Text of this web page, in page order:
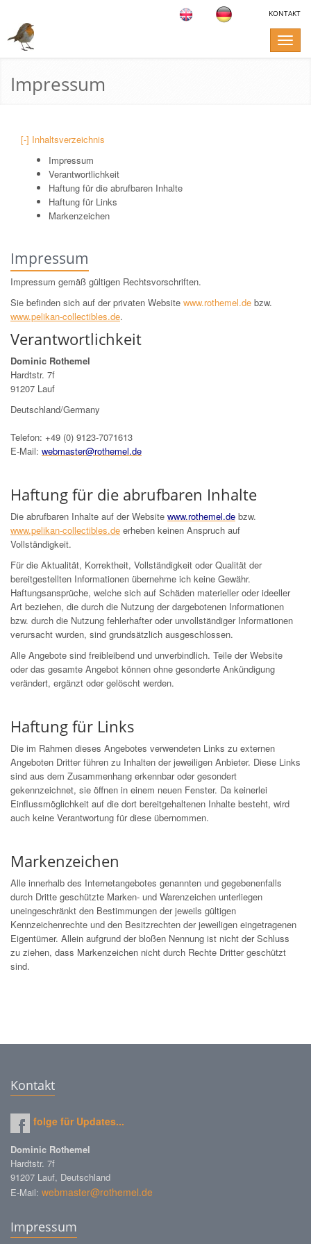
KONTAKT
Toggle
Impressum
[-] Inhaltsverzeichnis
Impressum
Verantwortlichkeit
Haftung für die abrufbaren Inhalte
Haftung für Links
Markenzeichen
Impressum
Impressum gemäß gültigen Rechtsvorschriften.
Sie befinden sich auf der privaten Website www.rothemel.de bzw.
www.pelikan-collectibles.de.
Verantwortlichkeit
Dominic Rothemel
Hardtstr. 7f
91207 Lauf
Deutschland/Germany
Telefon: +49 (0) 9123-7071613
E-Mail: webmaster@rothemel.de
Haftung für die abrufbaren Inhalte
Die abrufbaren Inhalte auf der Website www.rothemel.de bzw.
www.pelikan-collectibles.de erheben keinen Anspruch auf
Vollständigkeit.
Für die Aktualität, Korrektheit, Vollständigkeit oder Qualität der
bereitgestellten Informationen übernehme ich keine Gewähr.
Haftungsansprüche, welche sich auf Schäden materieller oder ideeller
Art beziehen, die durch die Nutzung der dargebotenen Informationen
bzw. durch die Nutzung fehlerhafter oder unvollständiger Informationen
verursacht wurden, sind grundsätzlich ausgeschlossen.
Alle Angebote sind freibleibend und unverbindlich. Teile der Website
oder das gesamte Angebot können ohne gesonderte Ankündigung
verändert, ergänzt oder gelöscht werden.
Haftung für Links
Die im Rahmen dieses Angebotes verwendeten Links zu externen
Angeboten Dritter führen zu Inhalten der jeweiligen Anbieter. Diese Links
sind aus dem Zusammenhang erkennbar oder gesondert
gekennzeichnet, sie öffnen in einem neuen Fenster. Da keinerlei
Einflussmöglichkeit auf die dort bereitgehaltenen Inhalte besteht, wird
auch keine Verantwortung für diese übernommen.
Markenzeichen
Alle innerhalb des Internetangebotes genannten und gegebenenfalls
durch Dritte geschützte Marken- und Warenzeichen unterliegen
uneingeschränkt den Bestimmungen der jeweils gültigen
Kennzeichenrechte und den Besitzrechten der jeweiligen eingetragenen
Eigentümer. Allein aufgrund der bloßen Nennung ist nicht der Schluss
zu ziehen, dass Markenzeichen nicht durch Rechte Dritter geschützt
sind.
Kontakt
folge für Updates...
Dominic Rothemel
Hardtstr. 7f
91207 Lauf, Deutschland
E-Mail: webmaster@rothemel.de
Impressum